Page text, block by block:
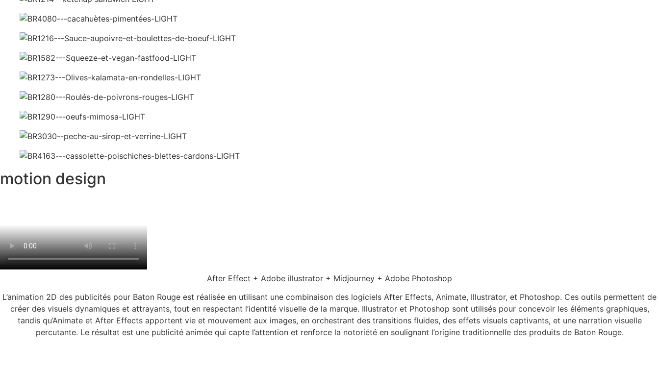
motion design
After Effect + Adobe illustrator + Midjourney + Adobe Photoshop
L’animation 2D des publicités pour Baton Rouge est réalisée en utilisant une combinaison des logiciels After Effects, Animate, Illustrator, et Photoshop. Ces outils permettent de
créer des visuels dynamiques et attrayants, tout en respectant l’identité visuelle de la marque. Illustrator et Photoshop sont utilisés pour concevoir les éléments graphiques,
tandis qu’Animate et After Effects apportent vie et mouvement aux images, en orchestrant des transitions fluides, des effets visuels captivants, et une narration visuelle
percutante. Le résultat est une publicité animée qui capte l’attention et renforce la notoriété en soulignant l’origine traditionnelle des produits de Baton Rouge.